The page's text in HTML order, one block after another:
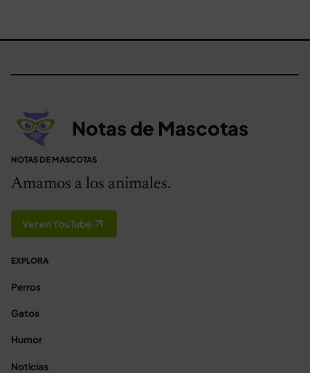
Notas de Mascotas
NOTAS DE MASCOTAS
Amamos a los animales.
Ver en YouTube
EXPLORA
Perros
Gatos
Humor
Noticias